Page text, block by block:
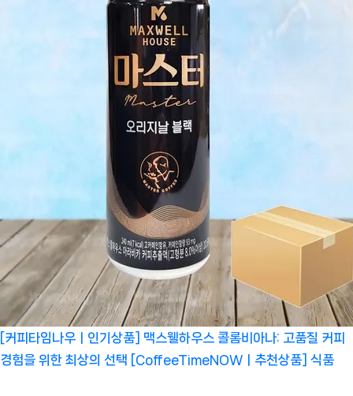
[커피타임나우ㅣ인기상품] 맥스웰하우스 콜롬비아나: 고품질 커피
경험을 위한 최상의 선택 [CoffeeTimeNOWㅣ추천상품] 식품